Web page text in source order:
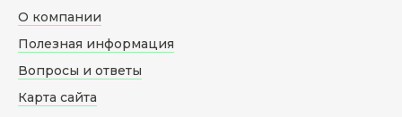
О компании
Полезная информация
Вопросы и ответы
Карта сайта